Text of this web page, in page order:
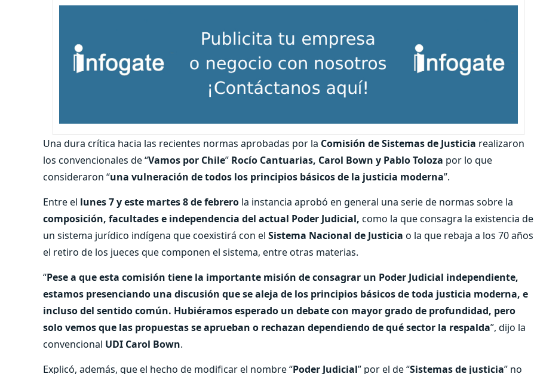
Una dura crítica hacia las recientes normas aprobadas por la Comisión de Sistemas de Justicia realizaron
los convencionales de “Vamos por Chile” Rocío Cantuarias, Carol Bown y Pablo Toloza por lo que
consideraron “una vulneración de todos los principios básicos de la justicia moderna”.
Entre el lunes 7 y este martes 8 de febrero la instancia aprobó en general una serie de normas sobre la
composición, facultades e independencia del actual Poder Judicial, como la que consagra la existencia de
un sistema jurídico indígena que coexistirá con el Sistema Nacional de Justicia o la que rebaja a los 70 años
el retiro de los jueces que componen el sistema, entre otras materias.
“Pese a que esta comisión tiene la importante misión de consagrar un Poder Judicial independiente,
estamos presenciando una discusión que se aleja de los principios básicos de toda justicia moderna, e
incluso del sentido común. Hubiéramos esperado un debate con mayor grado de profundidad, pero
solo vemos que las propuestas se aprueban o rechazan dependiendo de qué sector la respalda”, dijo la
convencional UDI Carol Bown.
Explicó, además, que el hecho de modificar el nombre “Poder Judicial” por el de “Sistemas de justicia” no